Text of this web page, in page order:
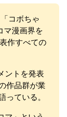
コボちゃ
マ漫画界を
作すべての
ントを発表
作品群が業
っている。